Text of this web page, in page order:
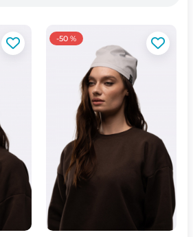
-50 %